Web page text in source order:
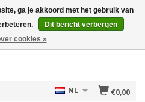
€0,00
NL
ga je akkoord met het gebruik van
Dit bericht verbergen
cookies »